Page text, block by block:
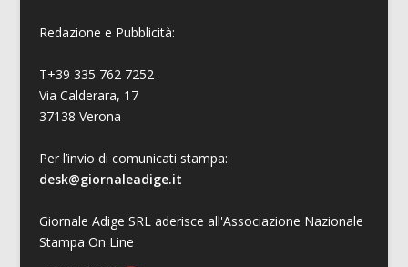
Redazione e Pubblicità:
T+39 335 762 7252
Via Calderara, 17
37138 Verona
Per l’invio di comunicati stampa:
desk@giornaleadige.it
Giornale Adige SRL aderisce all'Associazione Nazionale
Stampa On Line